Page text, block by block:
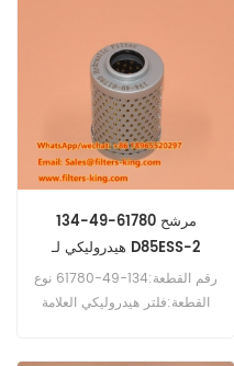
134-49-61780 مرشح
هيدروليكي لـ D85ESS-2
رقم القطعة:134-49-61780 نوع
القطعة:فلتر هيدروليكي العلامة